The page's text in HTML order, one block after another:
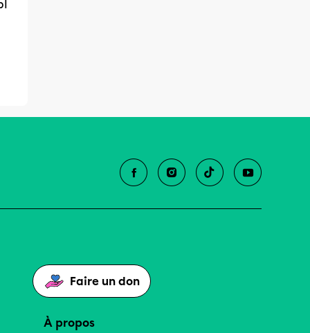
Faire un don
À propos